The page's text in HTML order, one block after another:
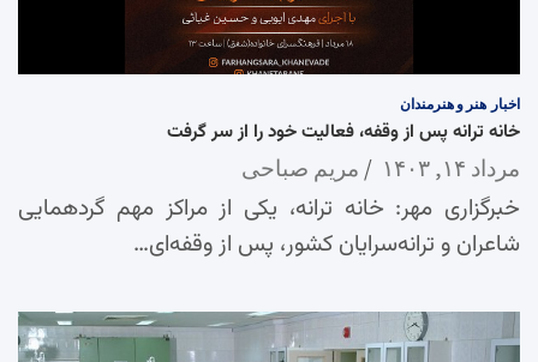
اخبار هنر و هنرمندان
خانه ترانه پس از وقفه، فعالیت خود را از سر گرفت
مرداد ۱۴, ۱۴۰۳ مریم صباحی
خبرگزاری مهر: خانه ترانه، یکی از مراکز مهم گردهمایی
شاعران و ترانه‌سرایان کشور، پس از وقفه‌ای…